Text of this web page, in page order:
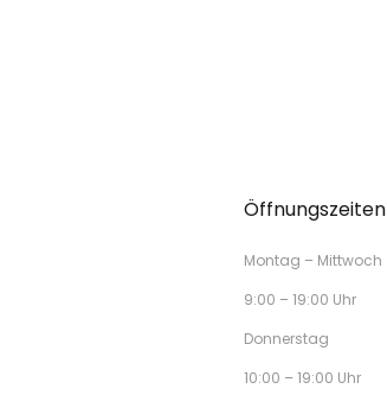
Öffnungszeiten
Montag – Mittwoch
9:00 – 19:00 Uhr
Donnerstag
10:00 – 19:00 Uhr